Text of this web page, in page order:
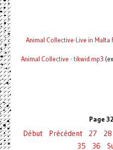
Animal Collective-Live in Malta
Animal Collective - tikwid.mp3
Page
Début Précédent 27 28
35
36